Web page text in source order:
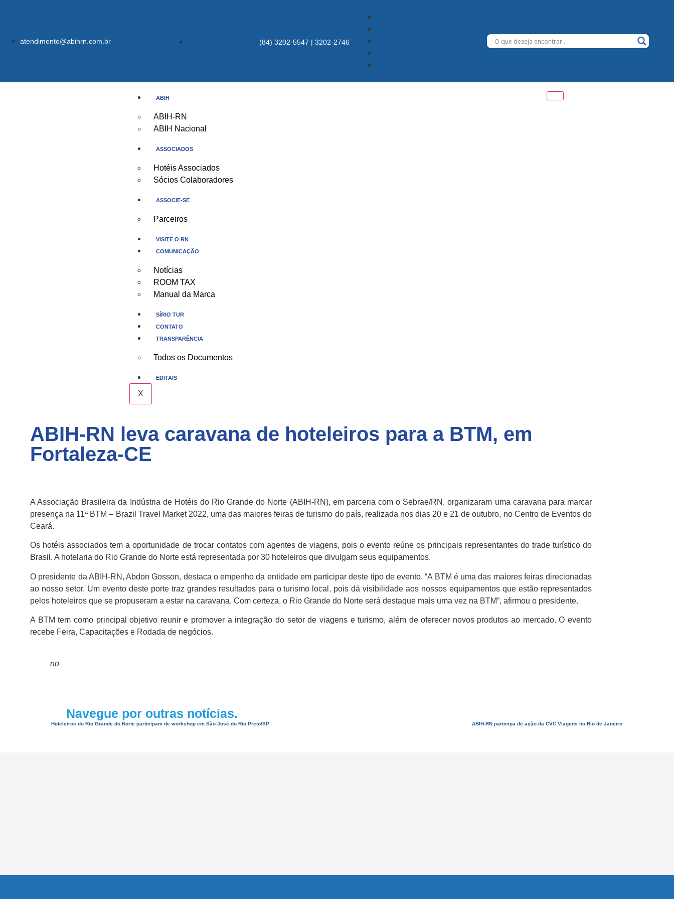
atendimento@abihrn.com.br (84) 3202-5547 | 3202-2746
ABIH
ABIH-RN
ABIH Nacional
ASSOCIADOS
Hotéis Associados
Sócios Colaboradores
ASSOCIE-SE
Parceiros
VISITE O RN
COMUNICAÇÃO
Notícias
ROOM TAX
Manual da Marca
SÍRIO TUR
CONTATO
TRANSPARÊNCIA
Todos os Documentos
EDITAIS
X
ABIH-RN leva caravana de hoteleiros para a BTM, em
Fortaleza-CE
A Associação Brasileira da Indústria de Hotéis do Rio Grande do Norte (ABIH-RN), em parceria com o Sebrae/RN, organizaram uma caravana para marcar
presença na 11ª BTM – Brazil Travel Market 2022, uma das maiores feiras de turismo do país, realizada nos dias 20 e 21 de outubro, no Centro de Eventos do
Ceará.
Os hotéis associados tem a oportunidade de trocar contatos com agentes de viagens, pois o evento reúne os principais representantes do trade turístico do
Brasil. A hotelaria do Rio Grande do Norte está representada por 30 hoteleiros que divulgam seus equipamentos.
O presidente da ABIH-RN, Abdon Gosson, destaca o empenho da entidade em participar deste tipo de evento. “A BTM é uma das maiores feiras direcionadas
ao nosso setor. Um evento deste porte traz grandes resultados para o turismo local, pois dá visibilidade aos nossos equipamentos que estão representados
pelos hoteleiros que se propuseram a estar na caravana. Com certeza, o Rio Grande do Norte será destaque mais uma vez na BTM”, afirmou o presidente.
A BTM tem como principal objetivo reunir e promover a integração do setor de viagens e turismo, além de oferecer novos produtos ao mercado. O evento
recebe Feira, Capacitações e Rodada de negócios.
no
Navegue por outras notícias.
Hoteleiros do Rio Grande do Norte participam de workshop em São José do Rio Preto/SP ABIH-RN participa de ação da CVC Viagens no Rio de Janeiro